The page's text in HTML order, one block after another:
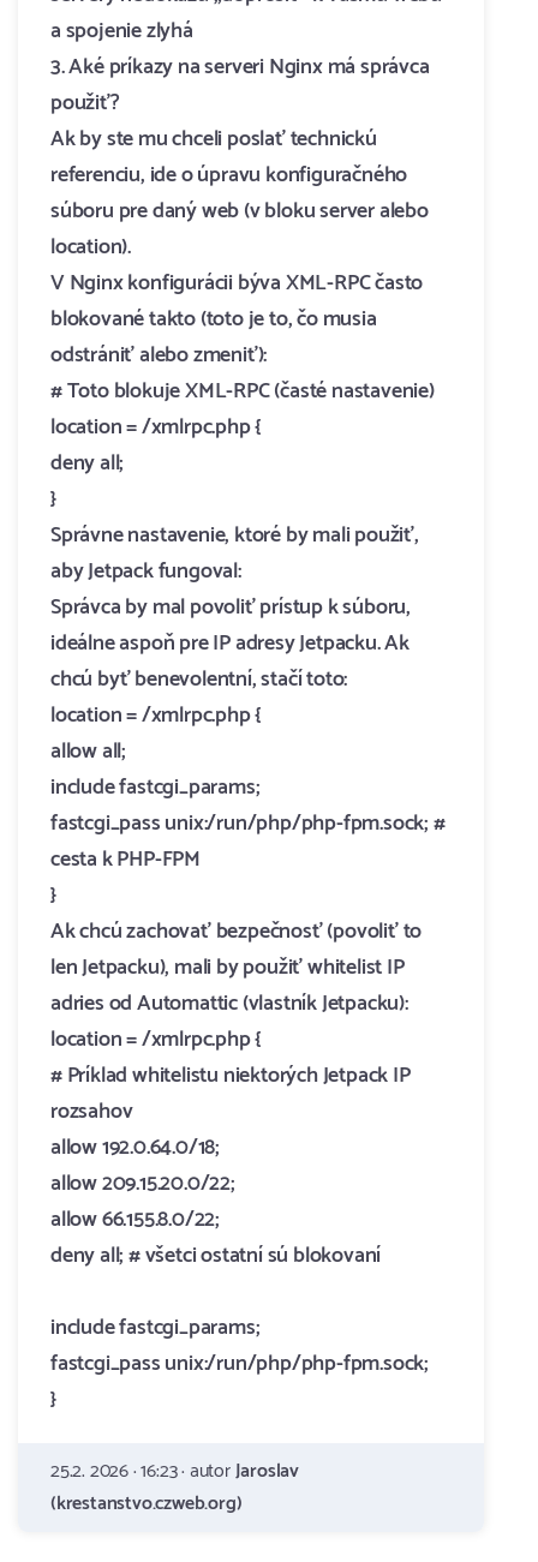
a spojenie zlyhá
3. Aké príkazy na serveri Nginx má správca
použiť?
Ak by ste mu chceli poslať technickú
referenciu, ide o úpravu konfiguračného
súboru pre daný web (v bloku server alebo
location).
V Nginx konfigurácii býva XML-RPC často
blokované takto (toto je to, čo musia
odstrániť alebo zmeniť):
# Toto blokuje XML-RPC (časté nastavenie)
location = /xmlrpc.php {
deny all;
}
Správne nastavenie, ktoré by mali použiť,
aby Jetpack fungoval:
Správca by mal povoliť prístup k súboru,
ideálne aspoň pre IP adresy Jetpacku. Ak
chcú byť benevolentní, stačí toto:
location = /xmlrpc.php {
allow all;
include fastcgi_params;
fastcgi_pass unix:/run/php/php-fpm.sock; #
cesta k PHP-FPM
}
Ak chcú zachovať bezpečnosť (povoliť to
len Jetpacku), mali by použiť whitelist IP
adries od Automattic (vlastník Jetpacku):
location = /xmlrpc.php {
# Príklad whitelistu niektorých Jetpack IP
rozsahov
allow 192.0.64.0/18;
allow 209.15.20.0/22;
allow 66.155.8.0/22;
deny all; # všetci ostatní sú blokovaní
include fastcgi_params;
fastcgi_pass unix:/run/php/php-fpm.sock;
}
25.2. 2026 · 16:23 · autorJaroslav
(krestanstvo.czweb.org)